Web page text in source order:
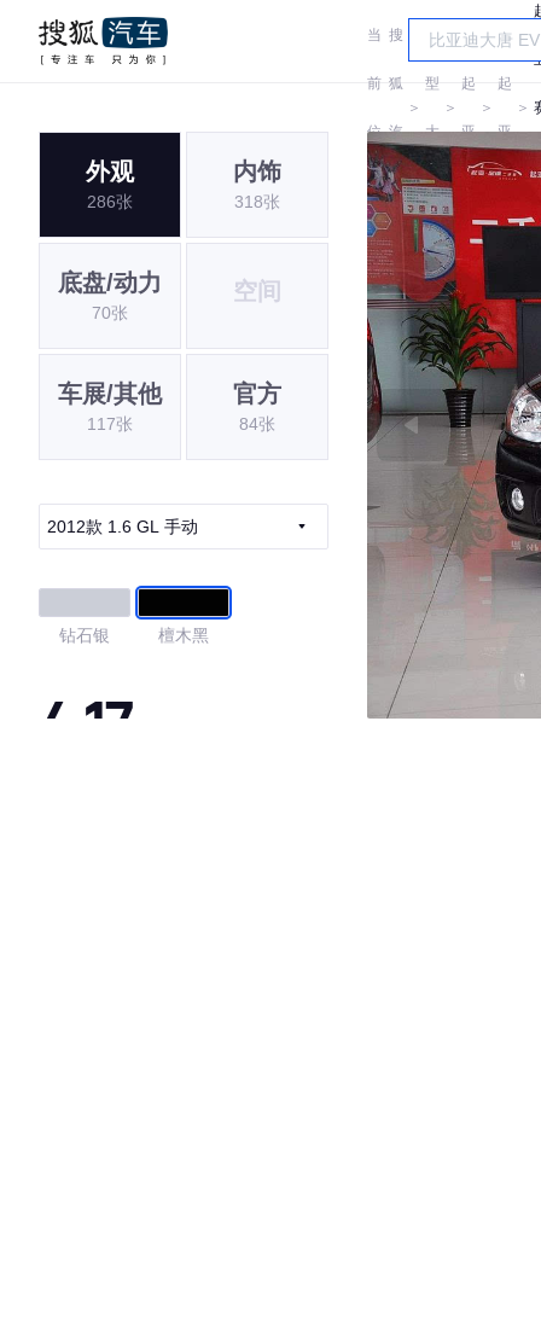
当
前
位
置:
搜
狐
汽
车
＞
车
型
大
全
＞
起
亚
＞
起
亚
＞
外观
286张
内饰
318张
底盘/动力
70张
空间
车展/其他
117张
官方
84张
2012款 1.6 GL 手动
钻石银 檀木黑
4.17